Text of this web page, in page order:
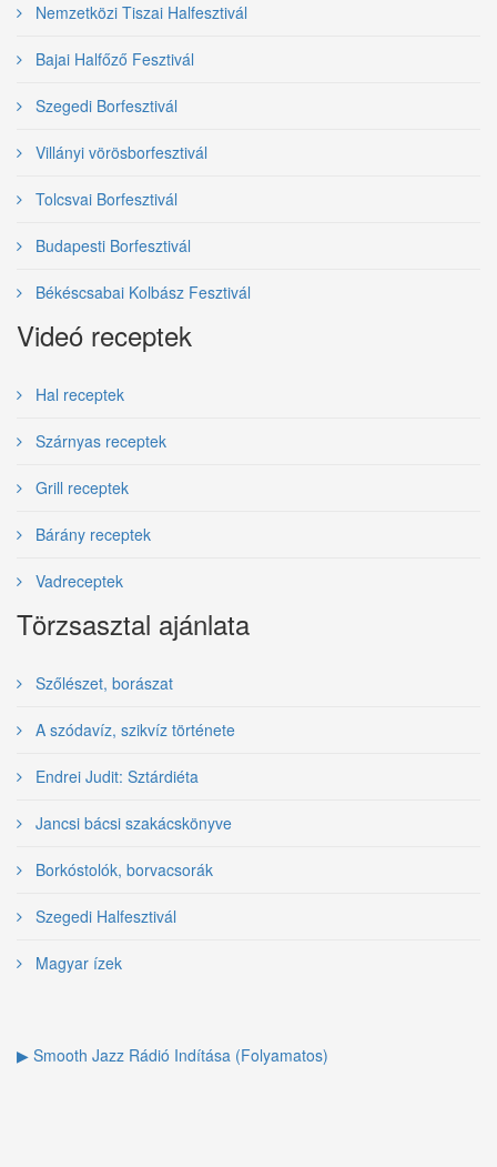
Nemzetközi Tiszai Halfesztivál
Bajai Halfőző Fesztivál
Szegedi Borfesztivál
Villányi vörösborfesztivál
Tolcsvai Borfesztivál
Budapesti Borfesztivál
Békéscsabai Kolbász Fesztivál
Videó receptek
Hal receptek
Szárnyas receptek
Grill receptek
Bárány receptek
Vadreceptek
Törzsasztal ajánlata
Szőlészet, borászat
A szódavíz, szikvíz története
Endrei Judit: Sztárdiéta
Jancsi bácsi szakácskönyve
Borkóstolók, borvacsorák
Szegedi Halfesztivál
Magyar ízek
▶ Smooth Jazz Rádió Indítása (Folyamatos)